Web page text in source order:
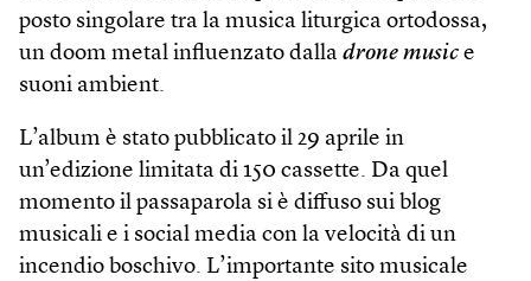
posto singolare tra la musica liturgica ortodossa,
un doom metal influenzato dalla drone music e
suoni ambient.
L’album è stato pubblicato il 29 aprile in
un’edizione limitata di 150 cassette. Da quel
momento il passaparola si è diffuso sui blog
musicali e i social media con la velocità di un
incendio boschivo. L’importante sito musicale